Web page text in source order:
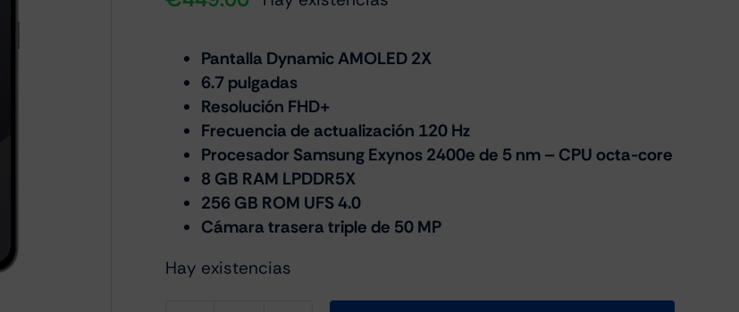
Pantalla Dynamic AMOLED 2X
6.7 pulgadas
Resolución FHD+
Frecuencia de actualización 120 Hz
Procesador Samsung Exynos 2400e de 5 nm – CPU octa-core
8 GB RAM LPDDR5X
256 GB ROM UFS 4.0
Cámara trasera triple de 50 MP
Hay existencias